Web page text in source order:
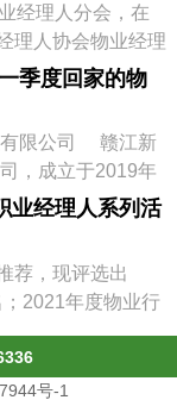
经理人分会，在
理人协会物业经理
高峰论坛，有来自
了会议，李占军
经理人分会管理办
届常务理事、副会
季度回家的物
有限公司 赣江新
，成立于2019年
下中赣置业全资
企业经营范围:
，商业综合体管
市场管理服务，
务，供冷供暖设
城市绿化管理服
业经理人系列活
荐，现评选出
2021年度物业行
年度物业行业
业经理人推崇
号-1